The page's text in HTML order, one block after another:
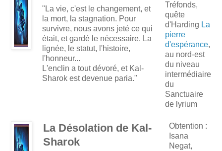
"La vie, c'est le changement, et
la mort, la stagnation. Pour
survivre, nous avons jeté ce qui
était, et gardé le nécessaire. La
lignée, le statut, l'histoire,
l'honneur...
L'enclin a tout dévoré, et Kal-
Sharok est devenue paria."
Tréfonds,
quête
d'Harding La
pierre
d'espérance,
au nord-est
du niveau
intermédiaire
du
Sanctuaire
de lyrium
La Désolation de Kal-
Sharok
Obtention :
Isana
Negat,